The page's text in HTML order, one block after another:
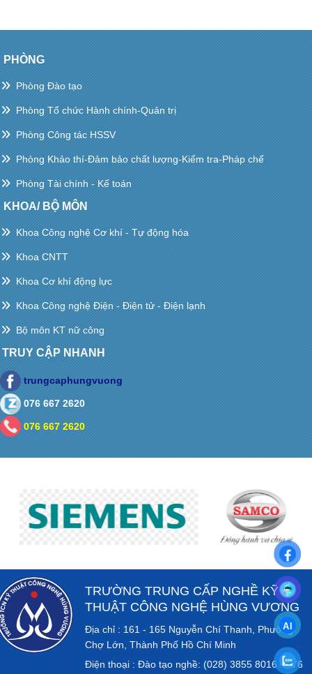
PHÒNG
Phòng Đào tạo
Phòng Tổ chức Hành chính-Quản trị
Phòng Công tác HSSV
Phòng Khảo thí-Đảm bảo chất lượng-Kiểm tra-Pháp chế
Phòng Tài chính - Kế toán
KHOA/ BỘ MÔN
Khoa Công nghệ Cơ khí - Tự động hóa
Khoa CNTT
Khoa Cơ khí động lực
Khoa Công nghệ Điện - Điện tử - Điện lạnh
Bộ môn KT nữ công
TRUY CẬP NHANH
trungcaphungvuong
076 667 2620
076 667 2620
TRƯỜNG TRUNG CẤP NGHỀ KỸ
THUẬT CÔNG NGHỆ HÙNG VƯƠNG
Địa chỉ : 161 - 165 Nguyễn Chí Thanh, Phường
Chợ Lớn, Thành Phố Hồ Chí Minh
Điện thoại : Đào tạo nghề: (028) 3855 8016 - 076